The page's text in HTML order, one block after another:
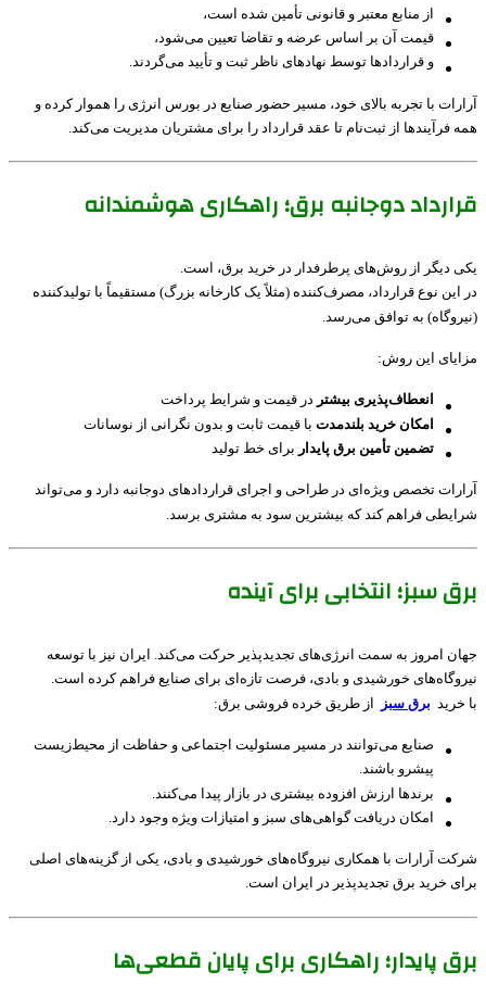
از منابع معتبر و قانونی تأمین شده است،
قیمت آن بر اساس عرضه و تقاضا تعیین می‌شود،
و قراردادها توسط نهادهای ناظر ثبت و تأیید می‌گردند.
آرارات با تجربه بالای خود، مسیر حضور صنایع در بورس انرژی را هموار کرده و
همه فرآیندها از ثبت‌نام تا عقد قرارداد را برای مشتریان مدیریت می‌کند.
قرارداد دوجانبه برق؛ راهکاری هوشمندانه
یکی دیگر از روش‌های پرطرفدار در خرید برق، است.
در این نوع قرارداد، مصرف‌کننده (مثلاً یک کارخانه بزرگ) مستقیماً با تولیدکننده
(نیروگاه) به توافق می‌رسد.
مزایای این روش:
انعطاف‌پذیری بیشتر در قیمت و شرایط پرداخت
امکان خرید بلندمدت با قیمت ثابت و بدون نگرانی از نوسانات
تضمین تأمین برق پایدار برای خط تولید
آرارات تخصص ویژه‌ای در طراحی و اجرای قراردادهای دوجانبه دارد و می‌تواند
شرایطی فراهم کند که بیشترین سود به مشتری برسد.
برق سبز؛ انتخابی برای آینده
جهان امروز به سمت انرژی‌های تجدیدپذیر حرکت می‌کند. ایران نیز با توسعه
نیروگاه‌های خورشیدی و بادی، فرصت تازه‌ای برای صنایع فراهم کرده است.
با خرید برق سبز از طریق خرده فروشی برق:
صنایع می‌توانند در مسیر مسئولیت اجتماعی و حفاظت از محیط‌زیست
پیشرو باشند.
برندها ارزش افزوده بیشتری در بازار پیدا می‌کنند.
امکان دریافت گواهی‌های سبز و امتیازات ویژه وجود دارد.
شرکت آرارات با همکاری نیروگاه‌های خورشیدی و بادی، یکی از گزینه‌های اصلی
برای خرید برق تجدیدپذیر در ایران است.
برق پایدار؛ راهکاری برای پایان قطعی‌ها